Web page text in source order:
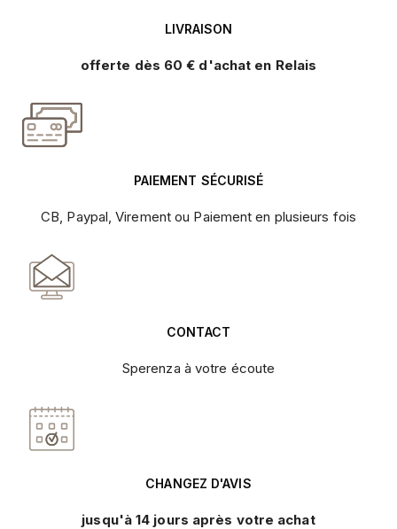
LIVRAISON
offerte dès 60 € d'achat en Relais
PAIEMENT SÉCURISÉ
CB, Paypal, Virement ou Paiement en plusieurs fois
CONTACT
Sperenza à votre écoute
CHANGEZ D'AVIS
jusqu'à 14 jours après votre achat